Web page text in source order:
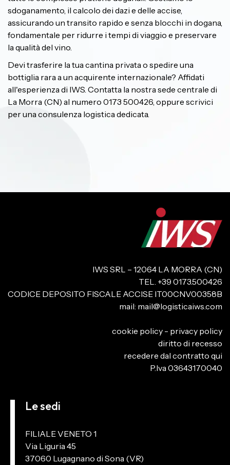
sdoganamento, il calcolo dei dazi e delle accise,
assicurando un transito rapido e senza blocchi in dogana,
fondamentale per ridurre i tempi di viaggio e preservare
la qualità del vino.
Devi trasferire la tua cantina privata o spedire una
bottiglia rara a un acquirente internazionale? Affidati
all'esperienza di IWS. Contatta la nostra sede centrale di
La Morra (CN) al numero 0173 500426, oppure scrivici
per una consulenza logistica dedicata.
IWS SRL – 12064 LA MORRA (CN)
TEL. +39 0173.500426
CODICE DEPOSITO FISCALE ACCISE IT00CNV00358B
mail: mail@logisticaiws.com
cookie policy - privacy policy
diritto di recesso
recedere dal contratto qui
P.Iva 03643170040
Le sedi
FILIALE VENETO 1
Via Liguria 45
37060 Lugagnano di Sona (VR)